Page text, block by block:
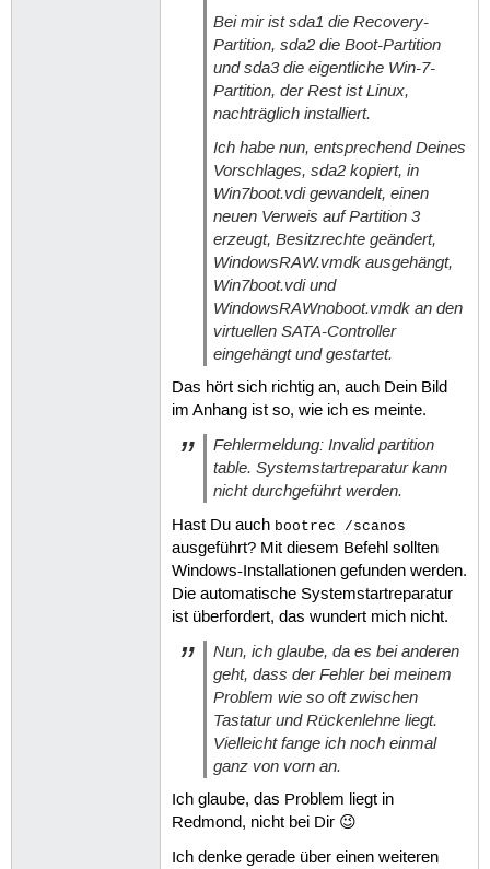
Bei mir ist sda1 die Recovery-
Partition, sda2 die Boot-Partition
und sda3 die eigentliche Win-7-
Partition, der Rest ist Linux,
nachträglich installiert.
Ich habe nun, entsprechend Deines
Vorschlages, sda2 kopiert, in
Win7boot.vdi gewandelt, einen
neuen Verweis auf Partition 3
erzeugt, Besitzrechte geändert,
WindowsRAW.vmdk ausgehängt,
Win7boot.vdi und
WindowsRAWnoboot.vmdk an den
virtuellen SATA-Controller
eingehängt und gestartet.
Das hört sich richtig an, auch Dein Bild
im Anhang ist so, wie ich es meinte.
Fehlermeldung: Invalid partition
table. Systemstartreparatur kann
nicht durchgeführt werden.
Hast Du auch bootrec /scanos
ausgeführt? Mit diesem Befehl sollten
Windows-Installationen gefunden werden.
Die automatische Systemstartreparatur
ist überfordert, das wundert mich nicht.
Nun, ich glaube, da es bei anderen
geht, dass der Fehler bei meinem
Problem wie so oft zwischen
Tastatur und Rückenlehne liegt.
Vielleicht fange ich noch einmal
ganz von vorn an.
Ich glaube, das Problem liegt in
Redmond, nicht bei Dir 😉
Ich denke gerade über einen weiteren